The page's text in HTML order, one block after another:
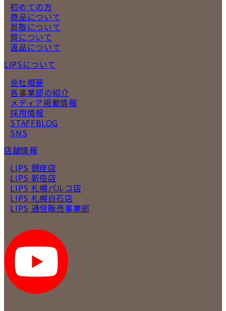
初めての方
商品について
買取について
質について
返品について
LIPSについて
会社概要
各事業部の紹介
メディア掲載情報
採用情報
STAFFBLOG
SNS
店舗情報
LIPS 銀座店
LIPS 新宿店
LIPS 札幌パルコ店
LIPS 札幌白石店
LIPS 通信販売事業部